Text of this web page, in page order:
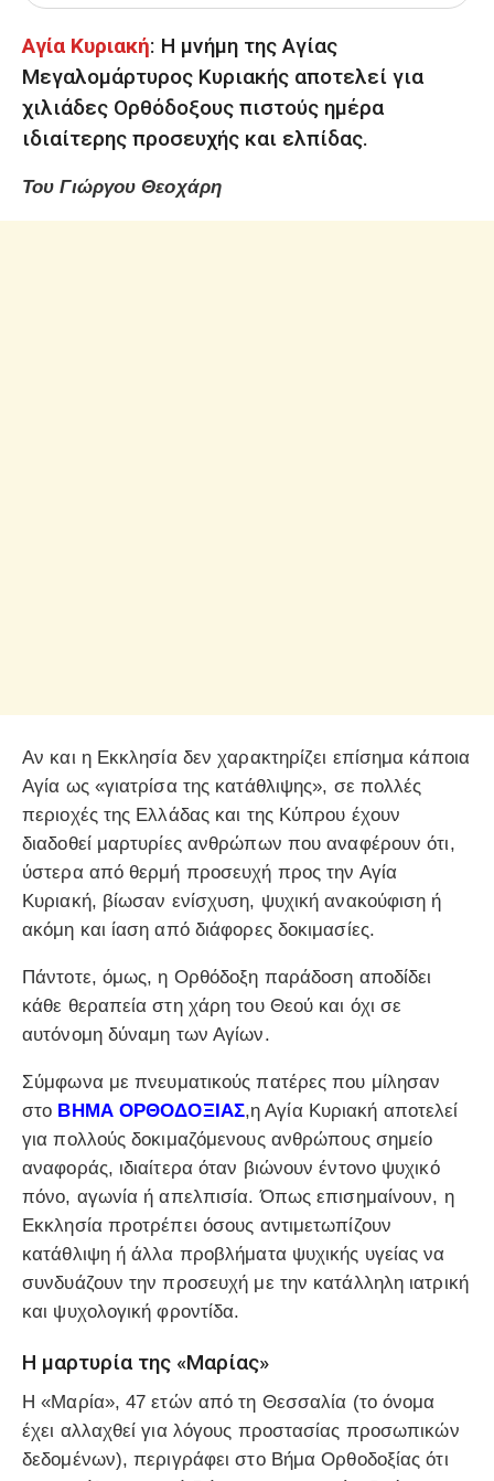
Αγία Κυριακή: Η μνήμη της Αγίας
Μεγαλομάρτυρος Κυριακής αποτελεί για
χιλιάδες Ορθόδοξους πιστούς ημέρα
ιδιαίτερης προσευχής και ελπίδας.
Του Γιώργου Θεοχάρη
Αν και η Εκκλησία δεν χαρακτηρίζει επίσημα κάποια
Αγία ως «γιατρίσα της κατάθλιψης», σε πολλές
περιοχές της Ελλάδας και της Κύπρου έχουν
διαδοθεί μαρτυρίες ανθρώπων που αναφέρουν ότι,
ύστερα από θερμή προσευχή προς την Αγία
Κυριακή, βίωσαν ενίσχυση, ψυχική ανακούφιση ή
ακόμη και ίαση από διάφορες δοκιμασίες.
Πάντοτε, όμως, η Ορθόδοξη παράδοση αποδίδει
κάθε θεραπεία στη χάρη του Θεού και όχι σε
αυτόνομη δύναμη των Αγίων.
Σύμφωνα με πνευματικούς πατέρες που μίλησαν
στο ΒΗΜΑ ΟΡΘΟΔΟΞΙΑΣ,η Αγία Κυριακή αποτελεί
για πολλούς δοκιμαζόμενους ανθρώπους σημείο
αναφοράς, ιδιαίτερα όταν βιώνουν έντονο ψυχικό
πόνο, αγωνία ή απελπισία. Όπως επισημαίνουν, η
Εκκλησία προτρέπει όσους αντιμετωπίζουν
κατάθλιψη ή άλλα προβλήματα ψυχικής υγείας να
συνδυάζουν την προσευχή με την κατάλληλη ιατρική
και ψυχολογική φροντίδα.
Η μαρτυρία της «Μαρίας»
Η «Μαρία», 47 ετών από τη Θεσσαλία (το όνομα
έχει αλλαχθεί για λόγους προστασίας προσωπικών
δεδομένων), περιγράφει στο Βήμα Ορθοδοξίας ότι